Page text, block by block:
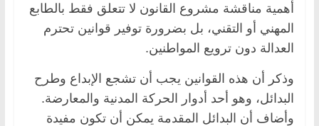
أهمية مناقشة مشروع القانون لا تتعلق فقط بالطابع
المهني أو التقني، بل بضرورة توفير قوانين تحترم
العدالة دون ترويع المواطنين.
وذكر أن هذه القوانين يجب أن تشجع الإبداع وطرح
البدائل، وهو أحد أدوار الحركة المدنية والمعارضة.
وأضاف أن البدائل المقدمة يمكن أن تكون مفيدة